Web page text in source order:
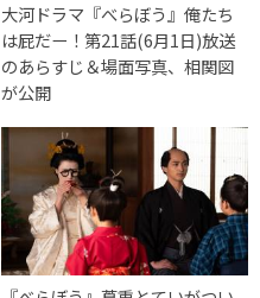
大河ドラマ『べらぼう』俺たち
は屁だー！第21話(6月1日)放送
のあらすじ＆場面写真、相関図
が公開